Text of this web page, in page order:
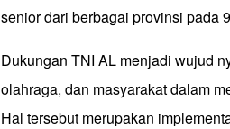
senior dari berbagai provinsi pada
Dukungan TNI AL menjadi wujud
olahraga, dan masyarakat dalam
Hal tersebut merupakan